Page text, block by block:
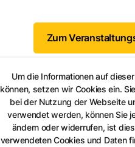
Um die Informationen auf
können, setzen wir Cookies ein.
bei der Nutzung der Webseite
verwendet werden, können Sie
ändern oder widerrufen, ist
verwendeten Cookies und Daten
Zum